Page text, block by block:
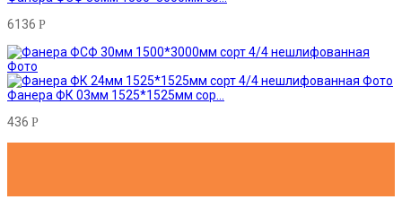
6136 Р
Фанера ФК 03мм 1525*1525мм сор...
436 Р